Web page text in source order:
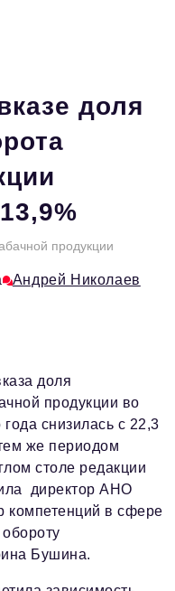
доля
продукции
Андрей Николаев
доля
продукции во
снизилась с 22,3
же периодом
столе редакции
директор АНО
компетенций в сфере
Бушина.